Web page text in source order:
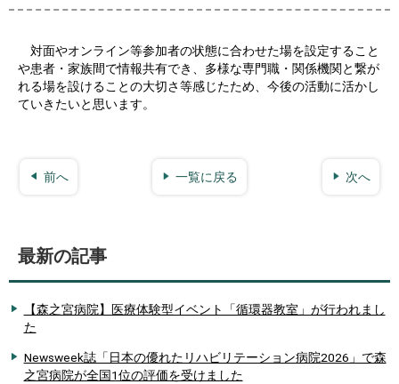
対面やオンライン等参加者の状態に合わせた場を設定すること
や患者・家族間で情報共有でき、多様な専門職・関係機関と繋が
れる場を設けることの大切さ等感じたため、今後の活動に活かし
ていきたいと思います。
前へ 一覧に戻る 次へ
最新の記事
【森之宮病院】医療体験型イベント「循環器教室」が行われまし
た
Newsweek誌「日本の優れたリハビリテーション病院2026」で森
之宮病院が全国1位の評価を受けました